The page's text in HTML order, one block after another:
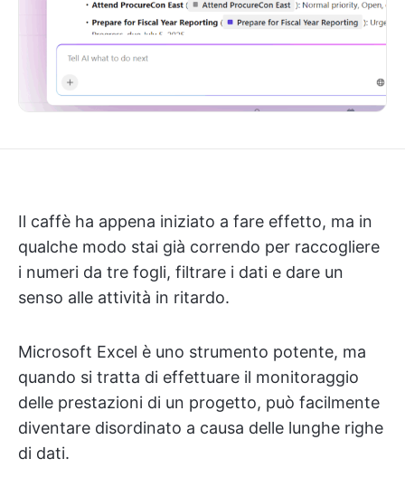
Il caffè ha appena iniziato a fare effetto, ma in
qualche modo stai già correndo per raccogliere
i numeri da tre fogli, filtrare i dati e dare un
senso alle attività in ritardo.
Microsoft Excel è uno strumento potente, ma
quando si tratta di effettuare il monitoraggio
delle prestazioni di un progetto, può facilmente
diventare disordinato a causa delle lunghe righe
di dati.